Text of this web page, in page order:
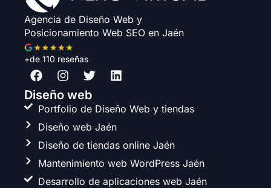
Agencia de Diseño Web y
Posicionamiento Web SEO en Jaén
+de 110 reseñas
F
a
c
e
b
o
o
k
I
n
s
t
a
g
r
a
m
T
w
i
t
t
e
r
L
i
k
e
d
i
n
Diseño web
Portfolio de Diseño Web y tiendas
Diseño web Jaén
Diseño de tiendas online Jaén
Mantenimiento web WordPress Jaén
Desarrollo de aplicaciones web Jaén